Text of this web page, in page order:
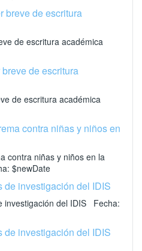
breve de escritura
de escritura académica
de escritura
de escritura académica
contra niñas y niños en
contra niñas y niños en la
$newDate
de investigación del IDIS
investigación del IDIS Fecha:
de investigación del IDIS